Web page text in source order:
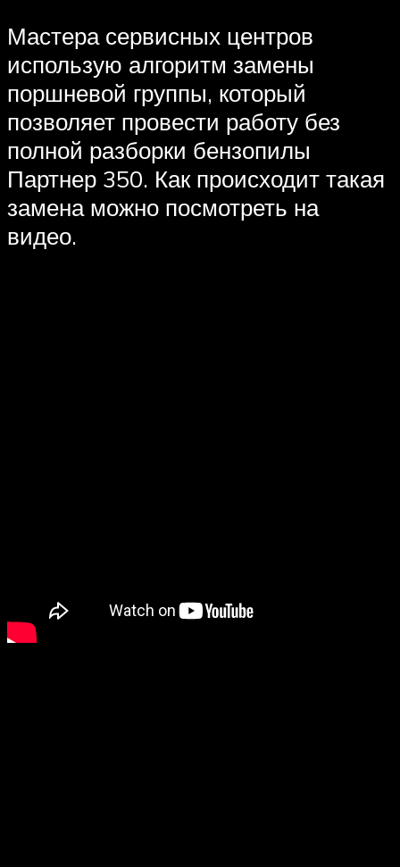
Мастера сервисных центров
использую алгоритм замены
поршневой группы, который
позволяет провести работу без
полной разборки бензопилы
Партнер 350. Как происходит такая
замена можно посмотреть на
видео.